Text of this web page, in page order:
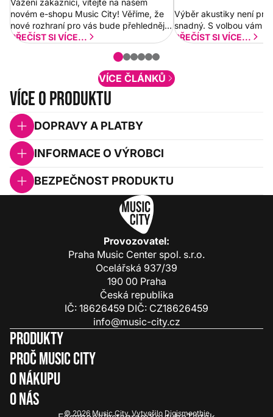
novém e-shopu Music City! Věříme, že
nové rozhraní pro vás bude přehlednější
a rychlejší. Postupně budeme přidávat
PŘEČÍST SI VÍCE...
Výběr akustiky není pro
snadný. S volbou vám
PŘEČÍST SI VÍCE...
VÍCE ČLÁNKŮ
Více o produktu
DOPRAVY A PLATBY
INFORMACE O VÝROBCI
BEZPEČNOST PRODUKTU
Provozovatel:
Praha Music Center spol. s.r.o.
Ocelářská 937/39
190 00 Praha
Česká republika
IČ: 18626459 DIČ: CZ18626459
info@music-city.cz
Produkty
Proč Music City
O nákupu
O nás
© 2026 Music City. Vytvořilo Digismoothie